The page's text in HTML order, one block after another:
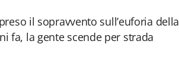
il sopravvento sull’euforia della
fa, la gente scende per strada